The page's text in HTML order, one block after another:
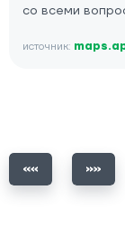
со всеми
источник: